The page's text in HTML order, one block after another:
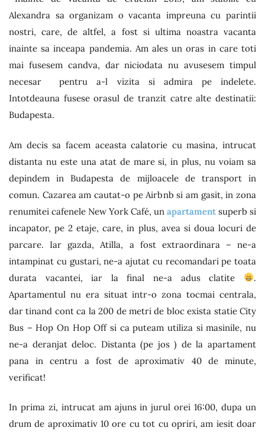
Alexandra sa organizam o vacanta impreuna cu parintii
nostri, care, de altfel, a fost si ultima noastra vacanta
inainte sa inceapa pandemia. Am ales un oras in care toti
mai fusesem candva, dar niciodata nu avusesem timpul
necesar pentru a-l vizita si admira pe indelete.
Intotdeauna fusese orasul de tranzit catre alte destinatii:
Budapesta.
Am decis sa facem aceasta calatorie cu masina, intrucat
distanta nu este una atat de mare si, in plus, nu voiam sa
depindem in Budapesta de mijloacele de transport in
comun. Cazarea am cautat-o pe Airbnb si am gasit, in zona
renumitei cafenele New York Café, un apartament superb si
incapator, pe 2 etaje, care, in plus, avea si doua locuri de
parcare. Iar gazda, Atilla, a fost extraordinara – ne-a
intampinat cu gustari, ne-a ajutat cu recomandari pe toata
durata vacantei, iar la final ne-a adus clatite
.
Apartamentul nu era situat intr-o zona tocmai centrala,
dar tinand cont ca la 200 de metri de bloc exista statie City
Bus – Hop On Hop Off si ca puteam utiliza si masinile, nu
ne-a deranjat deloc. Distanta (pe jos ) de la apartament
pana in centru a fost de aproximativ 40 de minute,
verificat!
In prima zi, intrucat am ajuns in jurul orei 16:00, dupa un
drum de aproximativ 10 ore cu tot cu opriri, am iesit doar